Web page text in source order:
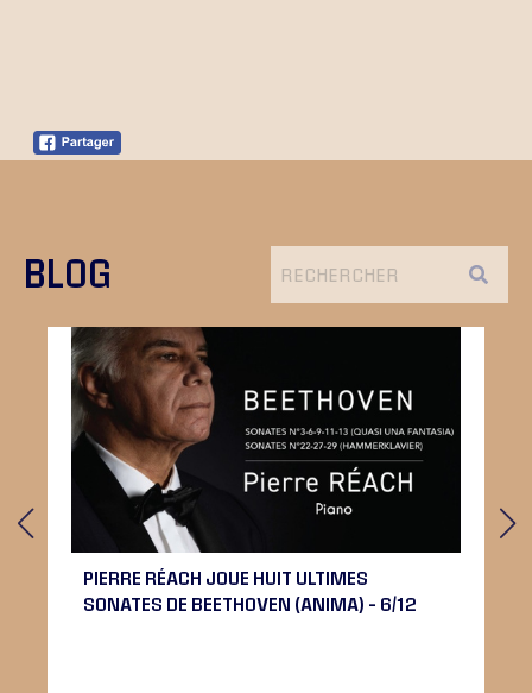
BLOG
PIERRE RÉACH JOUE HUIT ULTIMES
SONATES DE BEETHOVEN (ANIMA) – 6/12